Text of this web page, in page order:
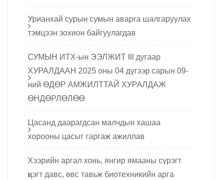
Урианхай сурын сумын аварга шалгаруулах
тэмцээн зохион байгуулагдав
СУМЫН ИТХ-ын ЭЭЛЖИТ III дугаар
ХУРАЛДААН 2025 оны 04 дүгээр сарын 09-
ний ӨДӨР АМЖИЛТТАЙ ХУРАЛДАЖ
ӨНДӨРЛӨЛӨӨ
Цасанд даарагдсан малчдын хашаа
хорооны цасыг гаргаж ажиллав
Хээрийн аргал хонь, янгир ямааны сүрэгт
цэгт давс, өвс тавьж биотехникийн арга